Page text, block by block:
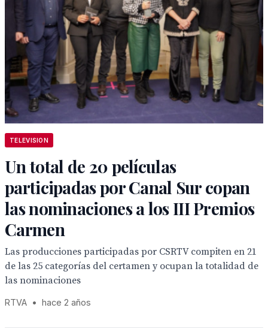
TELEVISION
Un total de 20 películas
participadas por Canal Sur copan
las nominaciones a los III Premios
Carmen
Las producciones participadas por CSRTV compiten en 21
de las 25 categorías del certamen y ocupan la totalidad de
las nominaciones
RTVA • hace 2 años